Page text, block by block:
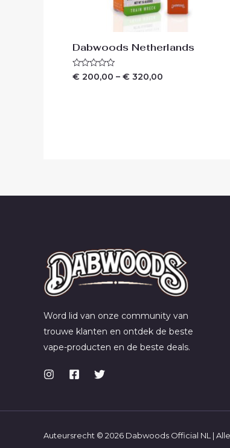
Dabwoods Netherlands
Waardering
0
€ 200,00 – € 320,00
Word lid van onze community van
trouwe klanten en ontdek de beste
vape-producten en de beste deals.
Auteursrecht © 2026 Dabwoods Official NL |